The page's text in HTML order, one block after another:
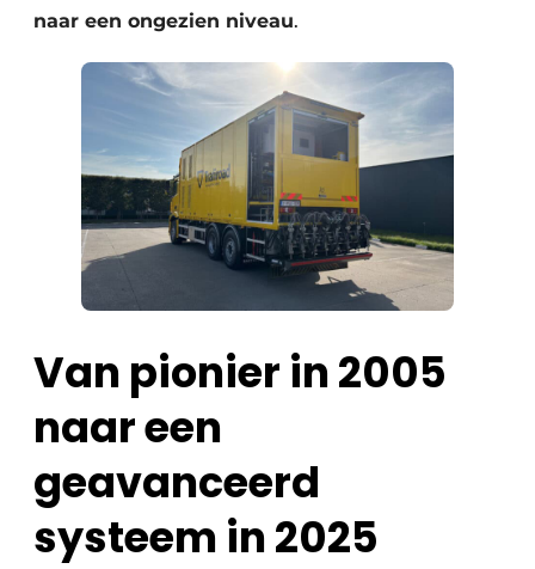
naar een ongezien niveau.
Van pionier in 2005
naar een
geavanceerd
systeem in 2025